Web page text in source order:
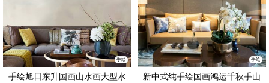
手绘
手绘旭日东升国画山水画大型水
手绘
新中式纯手绘国画鸿运千秋手山